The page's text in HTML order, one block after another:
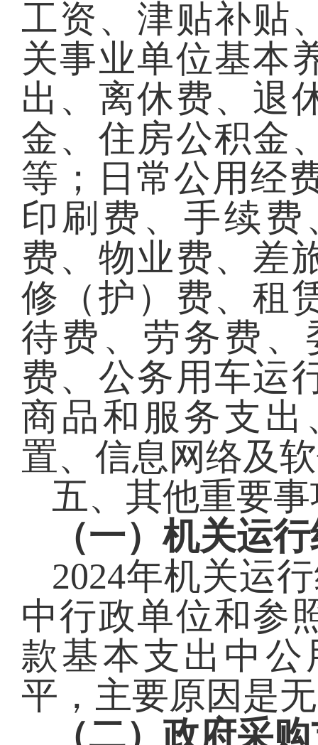
工资、津贴补贴
关事业单位基本
出、离休费、退
金、住房公积金
等；日常公用经
印刷费、手续
费、物业费、差
修（护）费、租
待费、劳务费
费、公务用车运
商品和服务支
置、信息网络及
五、其他重要
（一）机关运
2024年机关运
中行政单位和参
款基本支出中
平 ，主要原因是无
（二）政府采